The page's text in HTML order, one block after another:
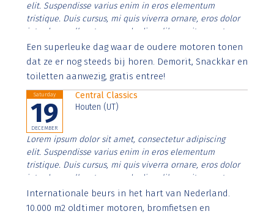
elit. Suspendisse varius enim in eros elementum
tristique. Duis cursus, mi quis viverra ornare, eros dolor
interdum nulla, ut commodo diam libero vitae erat.
Aenean faucibus nibh et justo cursus id rutrum lorem
imperdiet. Nunc ut sem vitae risus tristique posuere.
Een superleuke dag waar de oudere motoren tonen
dat ze er nog steeds bij horen. Demorit, Snackkar en
toiletten aanwezig, gratis entree!
Saturday
19
DECEMBER
Central Classics
Houten (UT)
Lorem ipsum dolor sit amet, consectetur adipiscing
elit. Suspendisse varius enim in eros elementum
tristique. Duis cursus, mi quis viverra ornare, eros dolor
interdum nulla, ut commodo diam libero vitae erat.
Aenean faucibus nibh et justo cursus id rutrum lorem
imperdiet. Nunc ut sem vitae risus tristique posuere.
Internationale beurs in het hart van Nederland.
10.000 m2 oldtimer motoren, bromfietsen en